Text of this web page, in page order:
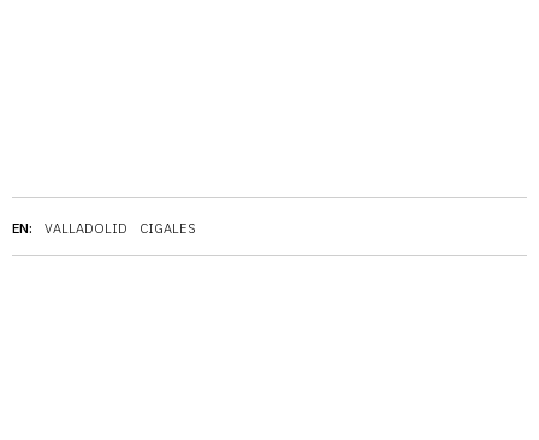
EN: VALLADOLID CIGALES